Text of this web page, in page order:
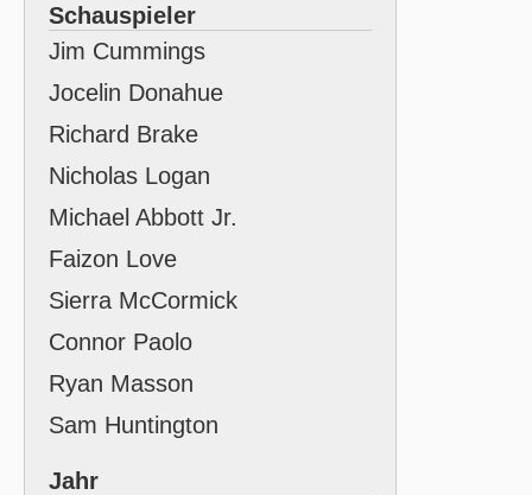
Schauspieler
Jim Cummings
Jocelin Donahue
Richard Brake
Nicholas Logan
Michael Abbott Jr.
Faizon Love
Sierra McCormick
Connor Paolo
Ryan Masson
Sam Huntington
Jahr